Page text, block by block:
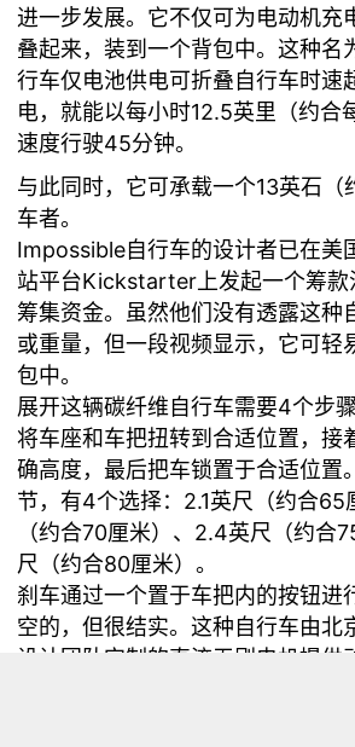
进一步发展。它不仅可为电动机充
叠起来，装到一个背包中。这种名
行车仅电池供电可折叠自行车时速
电，就能以每小时12.5英里（约合
速度行驶45分钟。
与此同时，它可承载一个13英石（
车者。
Impossible自行车的设计者已在美
站平台Kickstarter上发起一个筹款
筹集资金。虽然他们没有透露这种
或重量，但一段视频显示，它可轻
包中。
展开这辆碳纤维自行车需要4个步
将车座和车把扭转到合适位置，接
确高度，最后把车锁置于合适位置
节，有4个选择：2.1英尺（约合65
（约合70厘米）、2.4英尺（约合
尺（约合80厘米）。
刹车通过一个置于车把内的按钮进
空的，但很结实。这种自行车由北
设计团队定制的直流无刷电机提供